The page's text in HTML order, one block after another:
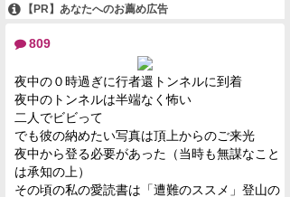
【PR】あなたへのお薦め広告
809
夜中の０時過ぎに行者還トンネルに到着
夜中のトンネルは半端なく怖い
二人でビビって
でも彼の納めたい写真は頂上からのご来光
夜中から登る必要があった（当時も無謀なこと
は承知の上）
その頃の私の愛読書は「遭難のススメ」登山の